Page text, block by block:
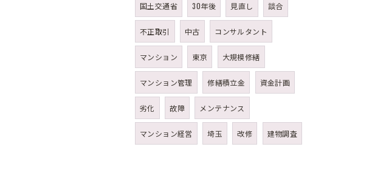
国土交通省 30年後 見直し 談合
不正取引 中古 コンサルタント
マンション 東京 大規模修繕
マンション管理 修繕積立金 資金計画
劣化 故障 メンテナンス
マンション経営 埼玉 改修 建物調査